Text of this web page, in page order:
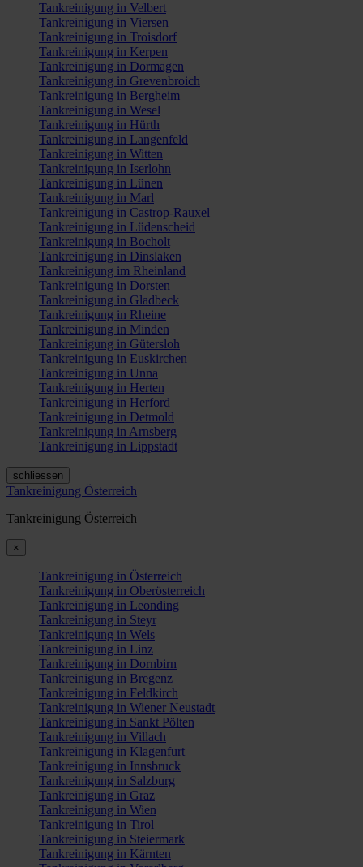
Tankreinigung in Velbert
Tankreinigung in Viersen
Tankreinigung in Troisdorf
Tankreinigung in Kerpen
Tankreinigung in Dormagen
Tankreinigung in Grevenbroich
Tankreinigung in Bergheim
Tankreinigung in Wesel
Tankreinigung in Hürth
Tankreinigung in Langenfeld
Tankreinigung in Witten
Tankreinigung in Iserlohn
Tankreinigung in Lünen
Tankreinigung in Marl
Tankreinigung in Castrop-Rauxel
Tankreinigung in Lüdenscheid
Tankreinigung in Bocholt
Tankreinigung in Dinslaken
Tankreinigung im Rheinland
Tankreinigung in Dorsten
Tankreinigung in Gladbeck
Tankreinigung in Rheine
Tankreinigung in Minden
Tankreinigung in Gütersloh
Tankreinigung in Euskirchen
Tankreinigung in Unna
Tankreinigung in Herten
Tankreinigung in Herford
Tankreinigung in Detmold
Tankreinigung in Arnsberg
Tankreinigung in Lippstadt
schliessen
Tankreinigung Österreich
Tankreinigung Österreich
×
Tankreinigung in Österreich
Tankreinigung in Oberösterreich
Tankreinigung in Leonding
Tankreinigung in Steyr
Tankreinigung in Wels
Tankreinigung in Linz
Tankreinigung in Dornbirn
Tankreinigung in Bregenz
Tankreinigung in Feldkirch
Tankreinigung in Wiener Neustadt
Tankreinigung in Sankt Pölten
Tankreinigung in Villach
Tankreinigung in Klagenfurt
Tankreinigung in Innsbruck
Tankreinigung in Salzburg
Tankreinigung in Graz
Tankreinigung in Wien
Tankreinigung in Tirol
Tankreinigung in Steiermark
Tankreinigung in Kärnten